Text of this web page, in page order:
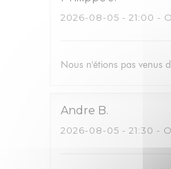
2026-08-05 - 21:00 -
Nous n'étions pas venus
Andre B
2026-08-05 - 21:30 -